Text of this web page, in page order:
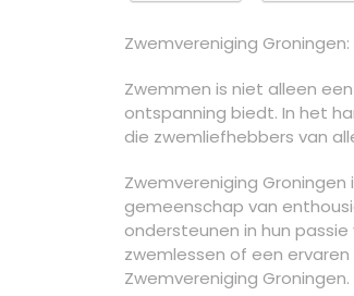
Zwemvereniging
Zwemmen is niet alleen
ontspanning biedt. In het
die zwemliefhebbers van
Zwemvereniging
gemeenschap van
ondersteunen in hun
zwemlessen of een
Zwemvereniging Groningen.